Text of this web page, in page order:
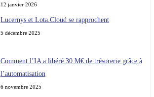
12 janvier 2026
Lucernys et Lota.Cloud se rapprochent
5 décembre 2025
Comment l’IA a libéré 30 M€ de trésorerie grâce à
l’automatisation
6 novembre 2025